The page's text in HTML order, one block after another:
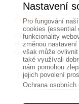
Adresa
OD - Mladosť
Hlavná 951
Galanta 924 01,
Nastavení
Pro fungování
cookies (essential
funkcionality
změnou nastavení
však může
také využívali
nám pomohou
jejich povolení
Ochrana osobních